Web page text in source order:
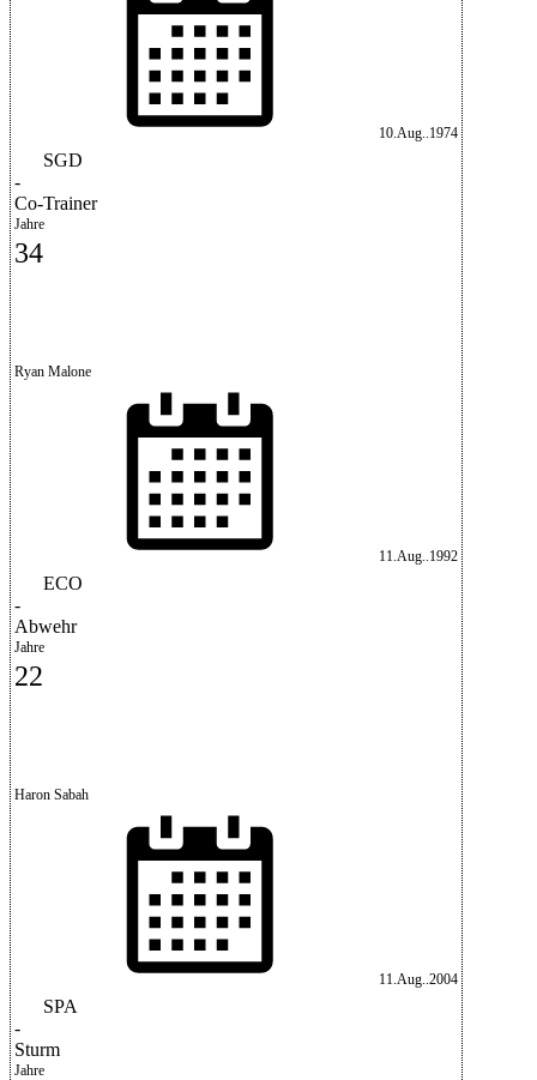
10.Aug..1974
SGD
-
Co-Trainer
Jahre
34
Ryan Malone
11.Aug..1992
ECO
-
Abwehr
Jahre
22
Haron Sabah
11.Aug..2004
SPA
-
Sturm
Jahre